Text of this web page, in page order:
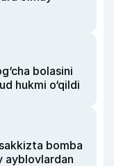
bolasini
hukmi o‘qildi
bomba
ayblovlardan